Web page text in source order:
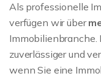
Als professionelle
verfügen wir über
zuverlässiger und
wenn Sie eine